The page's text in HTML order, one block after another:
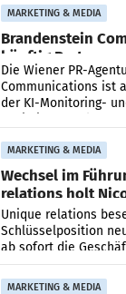
MARKETING & MEDIA
Brandenstein
künftig Partner
Die Wiener PR-
Communications ist
der KI-Monitoring-
MARKETING & MEDIA
Wechsel im
relations holt
Geschäftsleitung
Unique relations
Schlüsselposition
ab sofort die
PR-Agentur an der
Anna Kalina-Mahr.
MARKETING & MEDIA